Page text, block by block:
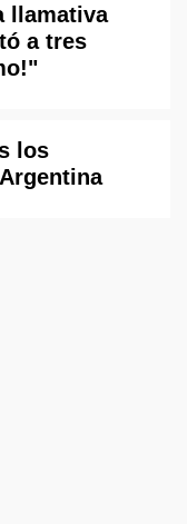
llamativa
a tres
los